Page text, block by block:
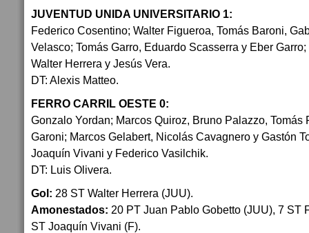
JUVENTUD UNIDA UNIVERSITARIO 1:
Federico Cosentino; Walter Figueroa, Tomás Baroni,
Velasco; Tomás Garro, Eduardo Scasserra y Eber
Walter Herrera y Jesús Vera.
DT: Alexis Matteo.
FERRO CARRIL OESTE 0:
Gonzalo Yordan; Marcos Quiroz, Bruno Palazzo, Tomás
Garoni; Marcos Gelabert, Nicolás Cavagnero y Gastón
Joaquín Vivani y Federico Vasilchik.
DT: Luis Olivera.
Gol: 28 ST Walter Herrera (JUU).
Amonestados: 20 PT Juan Pablo Gobetto (JUU), 7 ST
ST Joaquín Vivani (F).